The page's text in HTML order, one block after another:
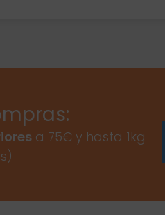
a 75€ y hasta 1kg